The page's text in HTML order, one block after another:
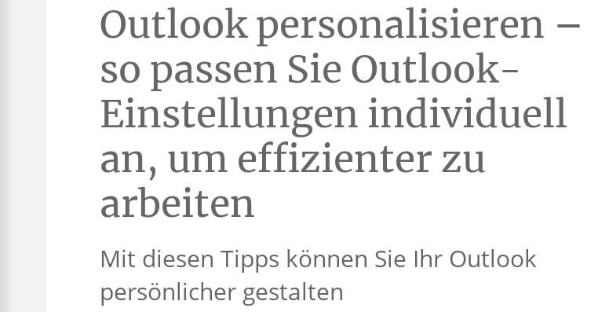
Outlook personalisieren –
so passen Sie Outlook-
Einstellungen individuell
an, um effizienter zu
arbeiten
Mit diesen Tipps können Sie Ihr Outlook
persönlicher gestalten